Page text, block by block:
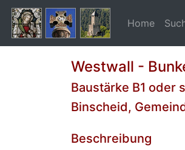
Home
Westwall -
Baustärke B1 oder
Binscheid,
Beschreibung